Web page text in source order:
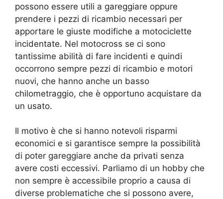
possono essere utili a gareggiare oppure
prendere i pezzi di ricambio necessari per
apportare le giuste modifiche a motociclette
incidentate. Nel motocross se ci sono
tantissime abilità di fare incidenti e quindi
occorrono sempre pezzi di ricambio e motori
nuovi, che hanno anche un basso
chilometraggio, che è opportuno acquistare da
un usato.
Il motivo è che si hanno notevoli risparmi
economici e si garantisce sempre la possibilità
di poter gareggiare anche da privati senza
avere costi eccessivi. Parliamo di un hobby che
non sempre è accessibile proprio a causa di
diverse problematiche che si possono avere,